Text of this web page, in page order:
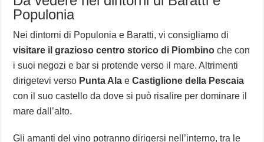
Populonia
Nei dintorni di Populonia e Baratti, vi consigliamo di
visitare il grazioso centro storico di Piombino che con
i suoi negozi e bar si protende verso il mare. Altrimenti
dirigetevi verso Punta Ala eCastiglione della Pescaia
con il suo castello da dove si può risalire per dominare il
mare dall’alto.
Gli amanti del vino potranno dirigersi nell’interno, tra le